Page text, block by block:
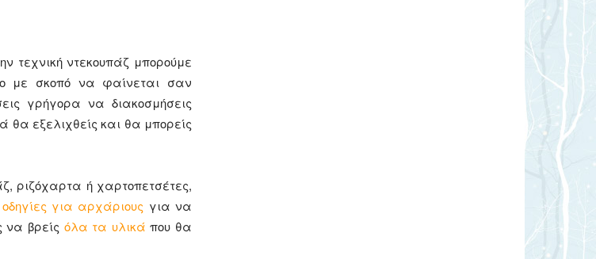
τεχνική ντεκουπάζ μπορούμε
με σκοπό να φαίνεται σαν
γρήγορα να διακοσμήσεις
θα εξελιχθείς και θα μπορείς
ριζόχαρτα ή χαρτοπετσέτες,
οδηγίες για αρχάριους για να
να βρείς όλα τα υλικάπου θα